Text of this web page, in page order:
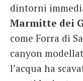
dintorni
Marmitte dei
come Forra di
canyon
l’acqua ha